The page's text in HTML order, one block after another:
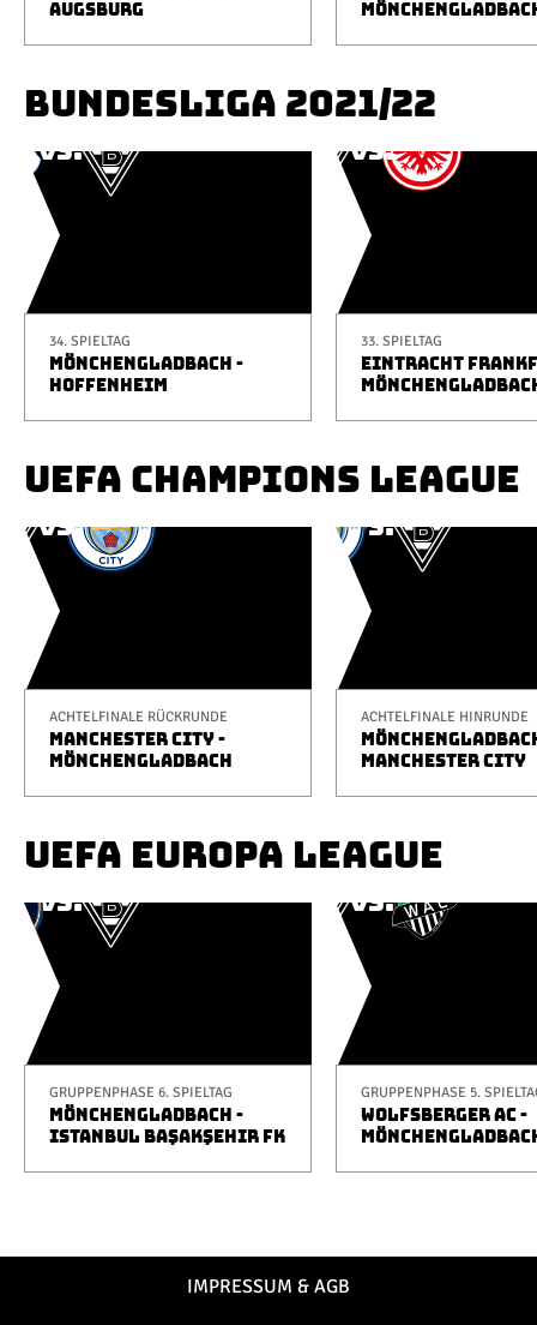
AUGSBURG
BUNDESLIGA 2021/22
34. SPIELTAG
MÖNCHENGLADBACH -
HOFFENHEIM
33. SPIELTAG
EINTRACHT
UEFA CHAMPIONS LEAGUE
ACHTELFINALE RÜCKRUNDE
MANCHESTER CITY -
MÖNCHENGLADBACH
ACHTELFINALE HINRUNDE
MANCHESTER CITY
UEFA EUROPA LEAGUE
GRUPPENPHASE 6. SPIELTAG
MÖNCHENGLADBACH -
ISTANBUL BAŞAKŞEHIR FK
GRUPPENPHASE 5.
WOLFSBERGER AC -
IMPRESSUM & AGB